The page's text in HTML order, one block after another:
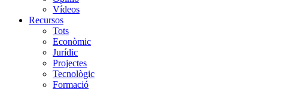
Vídeos
Recursos
Tots
Econòmic
Jurídic
Projectes
Tecnològic
Formació